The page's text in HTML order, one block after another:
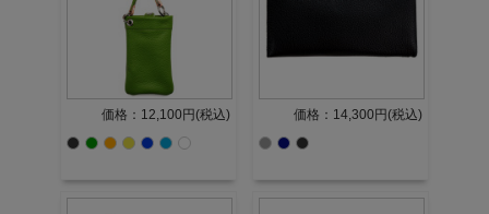
価格：12,100円(税込) 価格：14,300円(税込)